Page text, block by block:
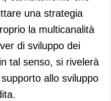
una strategia
la multicanalità
di sviluppo dei
tal senso, si rivelerà
allo sviluppo